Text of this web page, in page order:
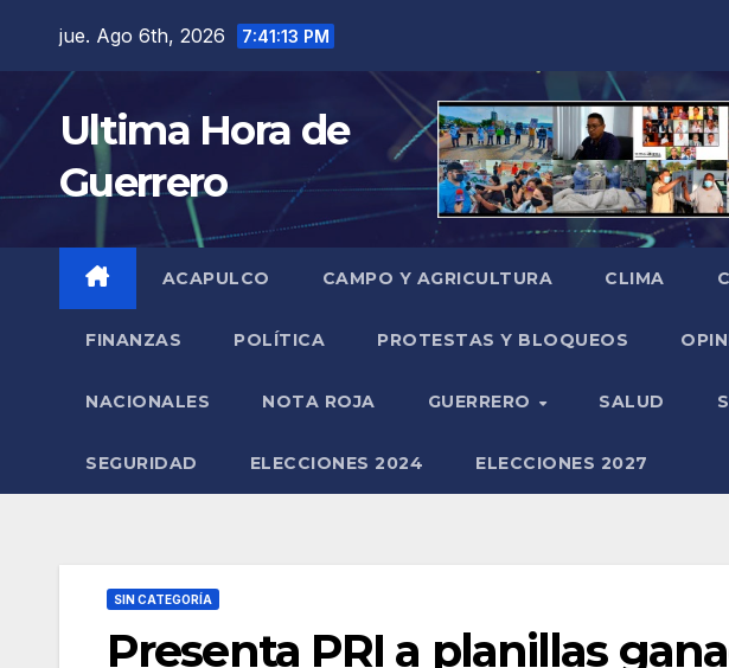
contenido
jue. Ago 6th, 2026 7:41:14 PM
Ultima Hora de
Guerrero
ACAPULCO CAMPO Y AGRICULTURA CLIMA
FINANZAS POLÍTICA PROTESTAS Y BLOQUEOS
NACIONALES NOTA ROJA GUERRERO SALUD
SEGURIDAD ELECCIONES 2024 ELECCIONES 2027
SIN CATEGORÍA
Presenta PRI a planillas